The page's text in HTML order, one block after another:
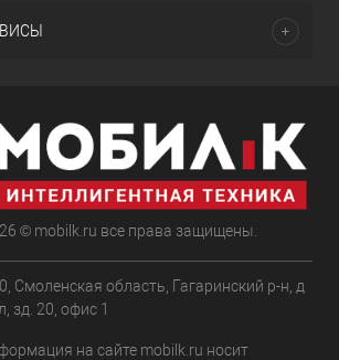
© mobilk.ru все права защищены.
Смоленская область, Гагаринский р-н, д
зд. 20, офис 1
на сайте mobilk.ru носит